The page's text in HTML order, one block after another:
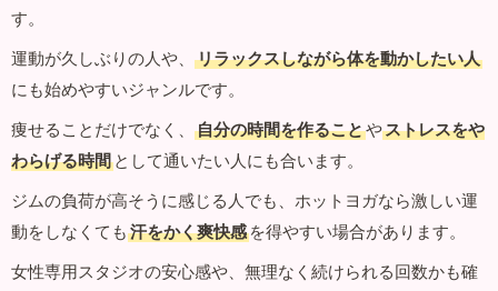
す。
運動が久しぶりの人や、
リラックスしながら体を動かしたい人
にも始めやすいジャンルです。
痩せることだけでなく、
自分の時間を作ることやストレスをや
わらげる時間 として通いたい人にも合います。
ジムの負荷が高そうに感じる人でも、ホットヨガなら激しい運
動をしなくても 汗をかく爽快感 を得やすい場合があります。
女性専用スタジオの安心感や、無理なく続けられる回数かも確